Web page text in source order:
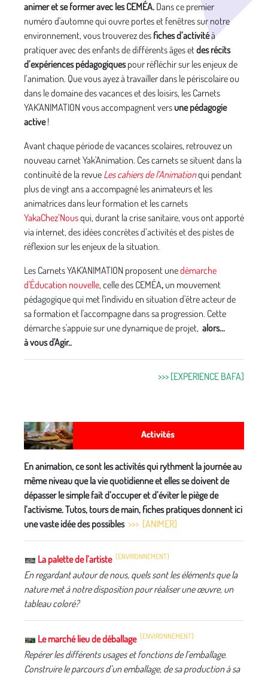
animer et se former avec les CEMÉA. Dans ce premier
numéro d'automne qui ouvre portes et fenêtres sur notre
environnement, vous trouverez des fiches d’activitéà
pratiquer avec des enfants de différents âges etdes récits
d’expériences pédagogiquespour réfléchir sur les enjeux de
l’animation. Que vous ayez à travailler dans le périscolaire ou
dans le domaine des vacances et des loisirs, les Carnets
YAK'ANIMATION vous accompagnent vers une pédagogie
active!
Avant chaque période de vacances scolaires, retrouvez un
nouveau carnet Yak'Animation. Ces carnets se situent dans la
continuité de la revue Les cahiers de l’Animationqui pendant
plus de vingt ans a accompagné les animateurs et les
animatrices dans leur formation et les carnets
YakaChez’Nousqui, durant la crise sanitaire, vous ont apporté
via internet, des idées concrètes d’activités et des pistes de
réflexion sur les enjeux de la situation.
Les Carnets YAK'ANIMATION proposent unedémarche
d'Éducation nouvelle, celle des CEMÉA, un mouvement
pédagogique qui met l'individu en situation d'être acteur de
sa formation et l'accompagne dans sa progression. Cette
démarche s'appuie sur une dynamique de projet, alors...
à vous d'Agir..
>>> [EXPERIENCE BAFA]
En animation, ce sont les activités qui rythment la journée au
même niveau que la vie quotidienne et elles se doivent de
dépasser le simple fait d’occuper et d’éviter le piège de
l’activisme. Tutos, tours de main, fiches pratiques donnent ici
une vaste idée des possibles >>> [ANIMER]
La palette de l’artiste [ENVIRONNEMENT]
En regardant autour de nous, quels sont les éléments que la
nature met à notre disposition pour réaliser une œuvre, un
tableau coloré?
Le marché lieu de déballage [ENVIRONNEMENT]
Repérer les différents usages et fonctions de l’emballage.
Construire le parcours d’un emballage, de sa production à sa